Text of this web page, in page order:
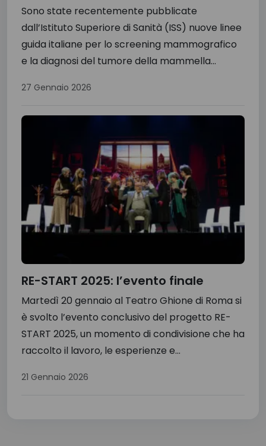
Sono state recentemente pubblicate
dall’Istituto Superiore di Sanità (ISS) nuove linee
guida italiane per lo screening mammografico
e la diagnosi del tumore della mammella...
27 Gennaio 2026
RE-START 2025: l’evento finale
Martedì 20 gennaio al Teatro Ghione di Roma si
è svolto l’evento conclusivo del progetto RE-
START 2025, un momento di condivisione che ha
raccolto il lavoro, le esperienze e...
21 Gennaio 2026